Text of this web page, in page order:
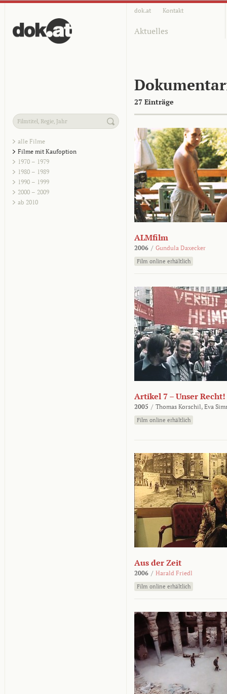
dok.at Kontakt
Aktuelles
27 Einträge
alle Filme
Filme mit Kaufoption
1970 – 1979
1980 – 1989
1990 – 1999
2000 – 2009
ab 2010
ALMfilm
2006 / Gundula Daxecker
Film online erhältlich
Artikel 7 – Unser Recht!
2005 / Thomas Korschil, Eva
Film online erhältlich
Aus der Zeit
2006 / Harald Friedl
Film online erhältlich